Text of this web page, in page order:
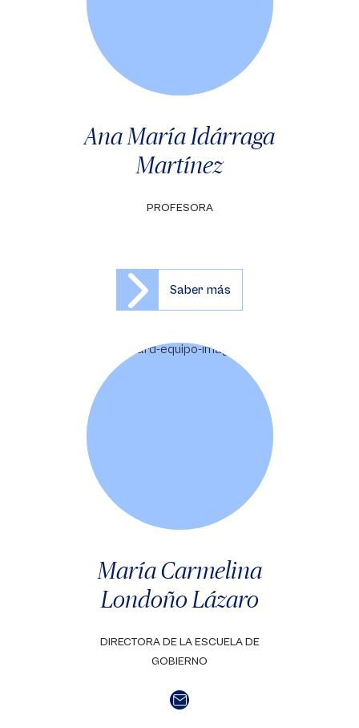
Ana María Idárraga
Martínez
PROFESORA
Saber más
María Carmelina
Londoño Lázaro
DIRECTORA DE LA ESCUELA DE
GOBIERNO